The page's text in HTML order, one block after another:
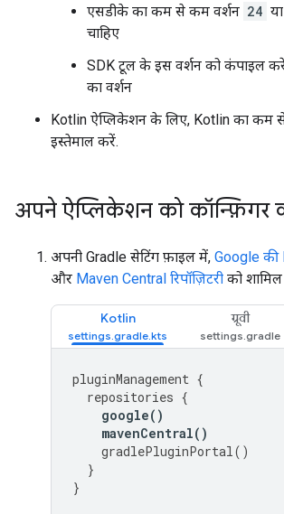
एसडीके का कम से कम वर्शन 24
चाहिए
SDK टूल के इस वर्शन को कंपाइल
का वर्शन
Kotlin ऐप्लिकेशन के लिए, Kotlin का कम
इस्तेमाल करें.
अपने ऐप्लिकेशन को कॉन्फ़िगर
अपनी Gradle सेटिंग फ़ाइल में, Google की
और Maven Central रिपॉज़िटरी को
Kotlin ग्रूवी
pluginManagement {
repositories {
google()
mavenCentral()
gradlePluginPortal()
}
}